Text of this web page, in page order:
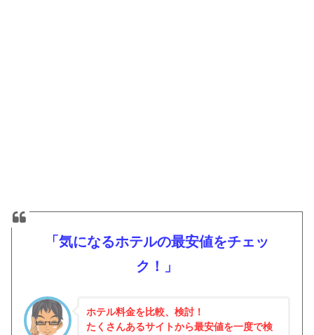
「気になるホテルの最安値をチェッ
ク！」
ホテル料金を比較、検討！
たくさんあるサイトから最安値を一度で検